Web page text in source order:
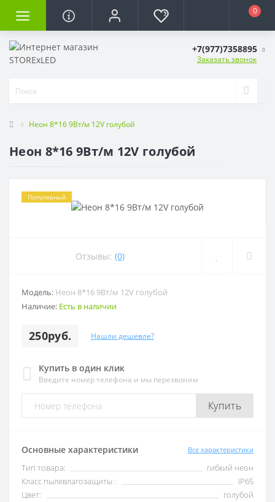
0
+7(977)7358895
Заказать звонок
Неон 8*16 9Вт/м 12V голубой
Неон 8*16 9Вт/м 12V голубой
Популярный
Отзывы: (0)
Модель: Неон 8*16 9Вт/м 12V голубой
Наличие: Есть в наличии
250руб. Нашли дешевле?
Купить в один клик
Введите номер телефона и мы перезвоним
Купить
Основные характеристики Все характеристики
Тип товара:
гибкий неон
Класс пылевлагозащиты :
IP65
Цвет:
голубой